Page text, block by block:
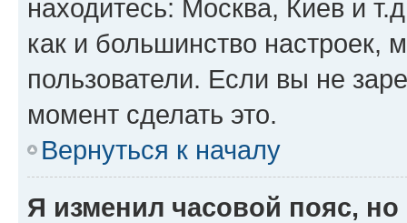
находитесь: Москва, Киев и
как и большинство настроек,
пользователи. Если вы не
момент сделать это.
Вернуться к началу
Я изменил часовой пояс,